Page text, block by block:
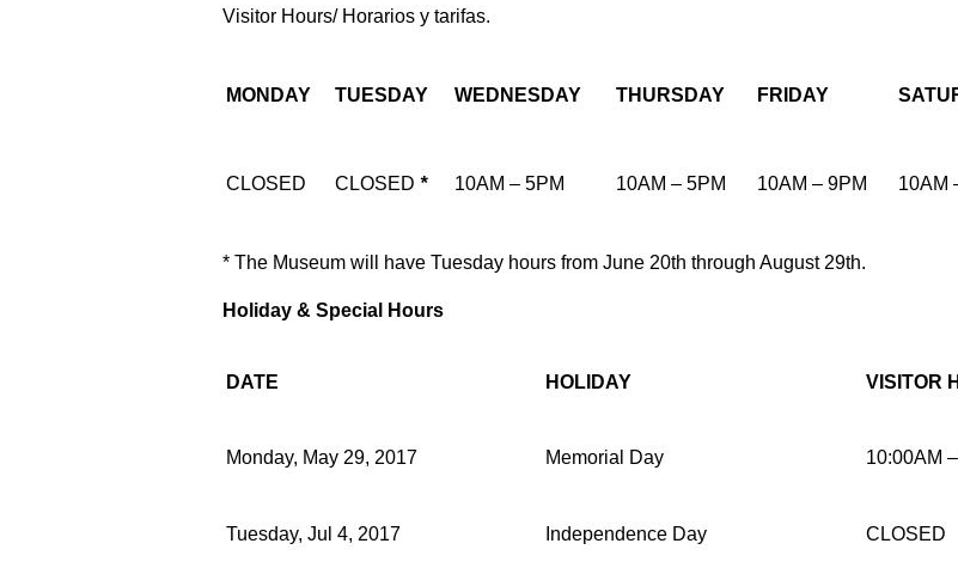
Visitor Hours/ Horarios y tarifas.
MONDAY TUESDAY WEDNESDAY THURSDAY FRIDAY
CLOSED CLOSED * 10AM – 5PM 10AM – 5PM 10AM – 9PM 10AM
* The Museum will have Tuesday hours from June 20th through August 29th.
Holiday & Special Hours
DATE HOLIDAY VISITOR
Monday, May 29, 2017 Memorial Day 10:00AM
Tuesday, Jul 4, 2017 Independence Day CLOSED